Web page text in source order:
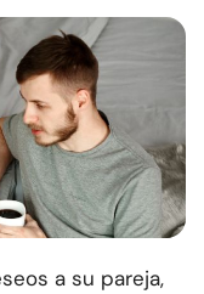
a su pareja,